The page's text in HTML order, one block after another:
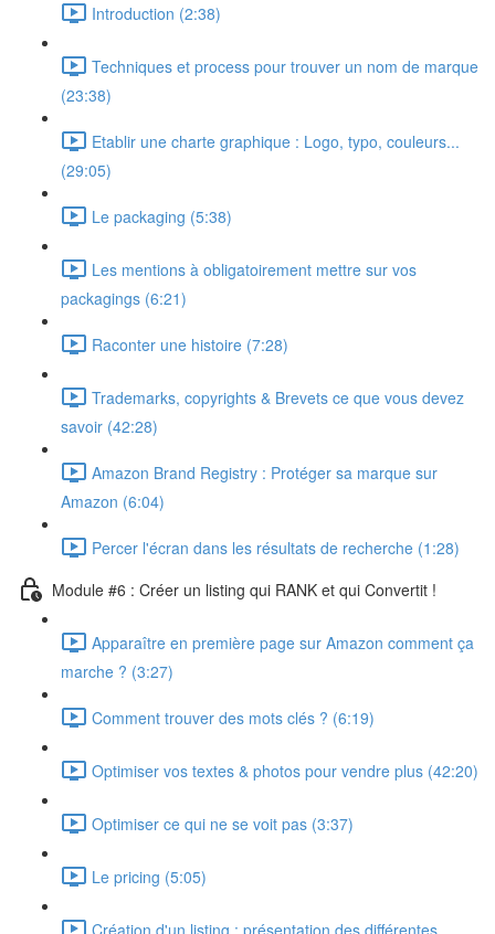
Introduction (2:38)
Techniques et process pour trouver un nom de marque
(23:38)
Etablir une charte graphique : Logo, typo, couleurs...
(29:05)
Le packaging (5:38)
Les mentions à obligatoirement mettre sur vos
packagings (6:21)
Raconter une histoire (7:28)
Trademarks, copyrights & Brevets ce que vous devez
savoir (42:28)
Amazon Brand Registry : Protéger sa marque sur
Amazon (6:04)
Percer l'écran dans les résultats de recherche (1:28)
Module #6 : Créer un listing qui RANK et qui Convertit !
Apparaître en première page sur Amazon comment ça
marche ? (3:27)
Comment trouver des mots clés ? (6:19)
Optimiser vos textes & photos pour vendre plus (42:20)
Optimiser ce qui ne se voit pas (3:37)
Le pricing (5:05)
Création d'un listing : présentation des différentes